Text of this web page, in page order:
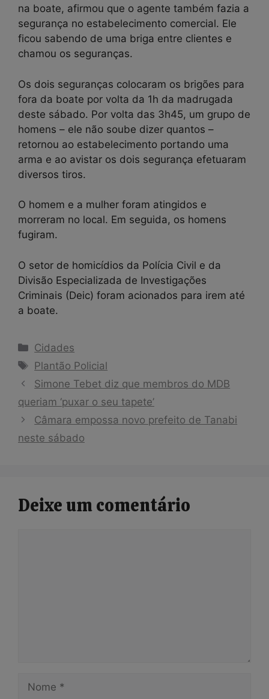
na boate, afirmou que o agente também fazia a
segurança no estabelecimento comercial. Ele
ficou sabendo de uma briga entre clientes e
chamou os seguranças.
Os dois seguranças colocaram os brigões para
fora da boate por volta da 1h da madrugada
deste sábado. Por volta das 3h45, um grupo de
homens – ele não soube dizer quantos –
retornou ao estabelecimento portando uma
arma e ao avistar os dois segurança efetuaram
diversos tiros.
O homem e a mulher foram atingidos e
morreram no local. Em seguida, os homens
fugiram.
O setor de homicídios da Polícia Civil e da
Divisão Especializada de Investigações
Criminais (Deic) foram acionados para irem até
a boate.
Categorias
Cidades
Tags
Plantão Policial
Simone Tebet diz que membros do MDB
queriam ‘puxar o seu tapete’
Câmara empossa novo prefeito de Tanabi
neste sábado
Deixe um comentário